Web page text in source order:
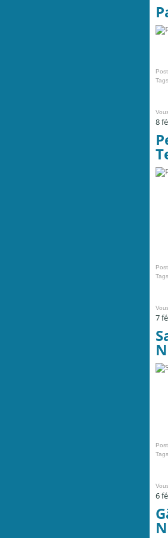
8
7
6